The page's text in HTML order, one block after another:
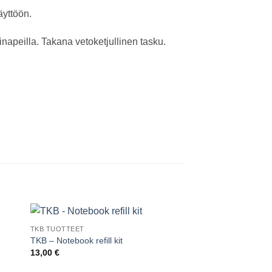
Takana vetoketjullinen tasku.
TKB TUOTTEET
TKB – Notebook refill kit
13,00 €